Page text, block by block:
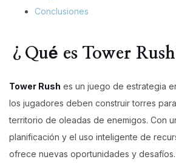
Conclusiones
¿Qué es Tower
Tower Rush es un juego de estrategia
los jugadores deben construir torres
territorio de oleadas de enemigos. Con
planificación y el uso inteligente de
ofrece nuevas oportunidades y